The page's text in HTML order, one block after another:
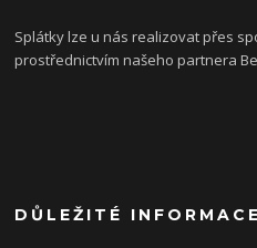
Splátky lze u nás realizovat přes
prostřednictvím našeho partnera
DŮLEŽITÉ INFORMACE